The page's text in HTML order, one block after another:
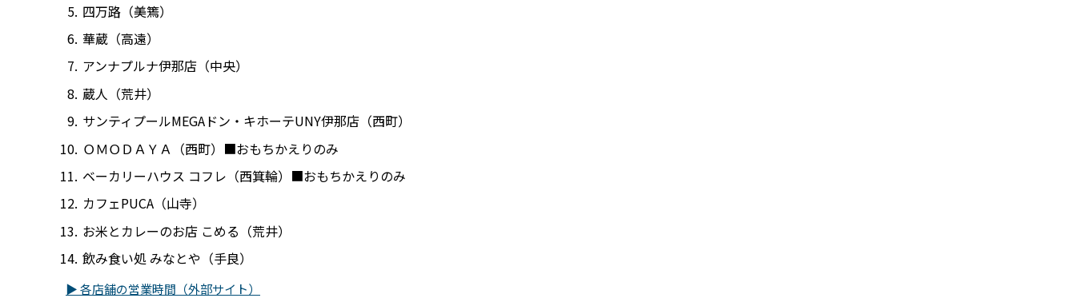
四万路（美篶）
華蔵（高遠）
アンナプルナ伊那店（中央）
蔵人（荒井）
サンティプールMEGAドン・キホーテUNY伊那店（西町）
ＯＭＯＤＡＹＡ（西町）■おもちかえりのみ
ベーカリーハウス コフレ（西箕輪）■おもちかえりのみ
カフェPUCA（山寺）
お米とカレーのお店 こめる（荒井）
飲み食い処 みなとや（手良）
▶ 各店舗の営業時間（外部サイト）